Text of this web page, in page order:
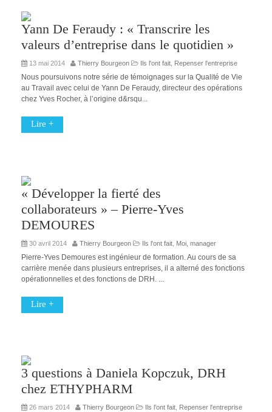
Yann De Feraudy : « Transcrire les
valeurs d’entreprise dans le quotidien »
13 mai 2014 Thierry Bourgeon Ils l'ont fait, Repenser l'entreprise
Nous poursuivons notre série de témoignages sur la Qualité de Vie
au Travail avec celui de Yann De Feraudy, directeur des opérations
chez Yves Rocher, à l’origine d&rsqu...
Lire +
« Développer la fierté des
collaborateurs » – Pierre-Yves
DEMOURES
30 avril 2014 Thierry Bourgeon Ils l'ont fait, Moi, manager
Pierre-Yves Demoures est ingénieur de formation. Au cours de sa
carrière menée dans plusieurs entreprises, il a alterné des fonctions
opérationnelles et des fonctions de DRH. ...
Lire +
3 questions à Daniela Kopczuk, DRH
chez ETHYPHARM
26 mars 2014 Thierry Bourgeon Ils l'ont fait, Repenser l'entreprise